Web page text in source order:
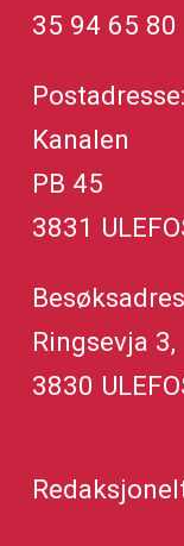
35 94 65 80
Postadresse:
Kanalen
PB 45
3831
Ringsevja 3,
3830